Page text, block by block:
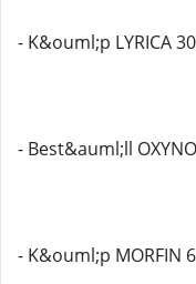
- K&ouml;p LYRICA
- Best&auml;ll
- K&ouml;p MORFIN